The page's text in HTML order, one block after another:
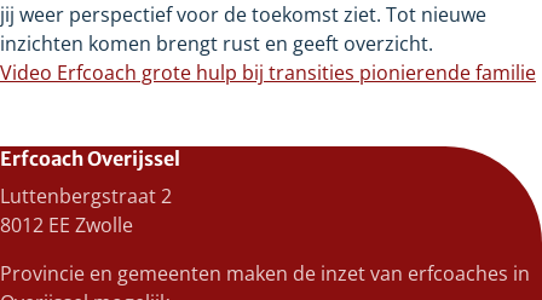
jij weer perspectief voor de toekomst ziet. Tot nieuwe
inzichten komen brengt rust en geeft overzicht.
Video Erfcoach grote hulp bij transities pionierende familie
Erfcoach Overijssel
Luttenbergstraat 2
8012 EE Zwolle
Provincie en gemeenten maken de inzet van erfcoaches in